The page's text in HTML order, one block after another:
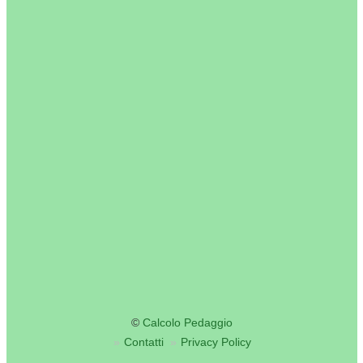
© Calcolo Pedaggio
Contatti
Privacy Policy